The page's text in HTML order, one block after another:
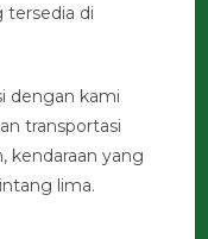
tersedia di
dengan kami
transportasi
kendaraan yang
lima.